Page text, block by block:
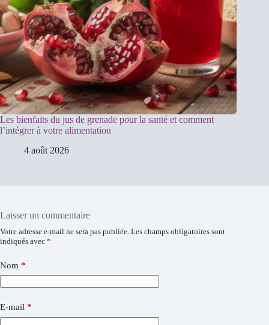
Les bienfaits du jus de grenade pour la santé et comment
l’intégrer à votre alimentation
4 août 2026
Laisser un commentaire
Votre adresse e-mail ne sera pas publiée. Les champs obligatoires sont
indiqués avec *
Nom *
E-mail *